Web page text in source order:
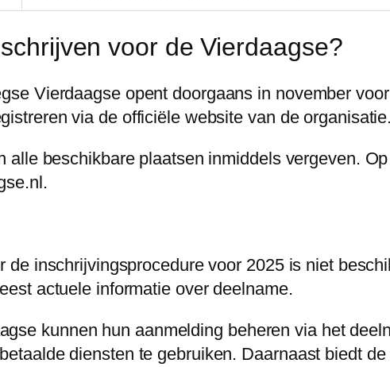
voor de Vierdaagse?
Vierdaagse opent doorgaans in november
via de officiële website van de organisatie.
alle beschikbare plaatsen inmiddels vergeven.
de inschrijvingsprocedure voor 2025 is niet
actuele informatie over deelname.
kunnen hun aanmelding beheren via het
diensten te gebruiken. Daarnaast biedt